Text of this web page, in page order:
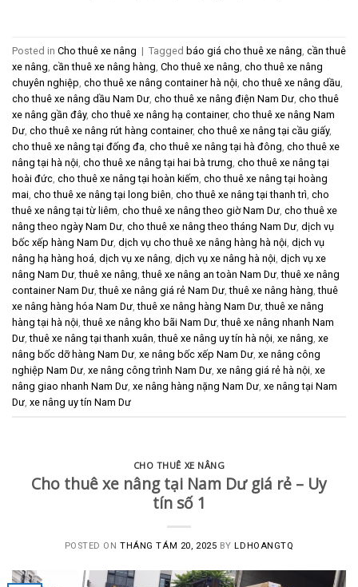
Posted in Cho thuê xe nâng | Tagged báo giá cho thuê xe nâng cần thuê
xe nâng cần thuê xe nâng hàng Cho thuê xe nâng cho thuê xe nâng
chuyên nghiệp cho thuê xe nâng container hà nội cho thuê xe nâng dầu
cho thuê xe nâng dầu Nam Dư cho thuê xe nâng điện Nam Dư cho thuê
xe nâng gần đây, cho thuê xe nâng hạ container, cho thuê xe nâng Nam
Dư cho thuê xe nâng rút hàng container, cho thuê xe nâng tại cầu giấy,
cho thuê xe nâng tại đống đa cho thuê xe nâng tại hà đông cho thuê xe
nâng tại hà nội cho thuê xe nâng tại hai bà trưng cho thuê xe nâng tại
hoài đức cho thuê xe nâng tại hoàn kiếm cho thuê xe nâng tại hoàng
mai cho thuê xe nâng tại long biên cho thuê xe nâng tại thanh trì cho
thuê xe nâng tại từ liêm cho thuê xe nâng theo giờ Nam Dư cho thuê xe
nâng theo ngày Nam Dư cho thuê xe nâng theo tháng Nam Dư dịch vụ
bốc xếp hàng Nam Dư dịch vụ cho thuê xe nâng hàng hà nội dịch vụ
nâng hạ hàng hoá dịch vụ xe nâng dịch vụ xe nâng hà nội dịch vụ xe
nâng Nam Dư ,thuê xe nâng ,thuê xe nâng an toàn Nam Dư ,thuê xe nâng
container Nam Dư ,thuê xe nâng giá rẻ Nam Dư ,thuê xe nâng hàng ,thuê
xe nâng hàng hóa Nam Dư ,thuê xe nâng hàng Nam Dư ,thuê xe nâng
hàng tại hà nội ,thuê xe nâng kho bãi Nam Dư ,thuê xe nâng nhanh Nam
Dư ,thuê xe nâng tại thanh xuân ,thuê xe nâng uy tín hà nội xe nâng xe
nâng bốc dỡ hàng Nam Dư xe nâng bốc xếp Nam Dư xe nâng công
nghiệp Nam Dư xe nâng công trình Nam Dư xe nâng giá rẻ hà nội xe
nâng giao nhanh Nam Dư xe nâng hàng nặng Nam Dư xe nâng tại Nam
Dư xe nâng uy tín Nam Dư
CHO THUÊ XE NÂNG
Cho thuê xe nâng tại Nam Dư giá rẻ – Uy
tín số 1
POSTED ONTHÁNG TÁM 20, 2025 BYLDHOANGTQ